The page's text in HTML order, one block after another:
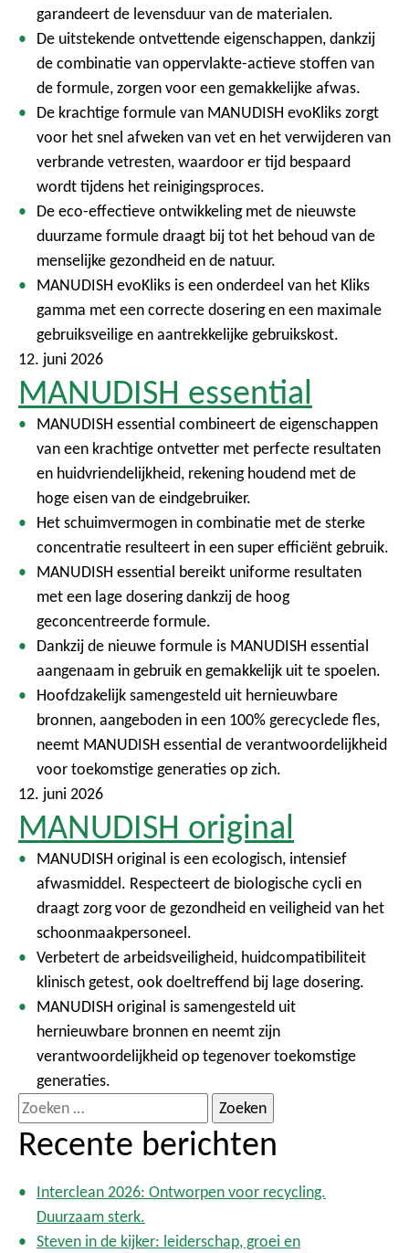
garandeert de levensduur van de materialen.
De uitstekende ontvettende eigenschappen, dankzij
de combinatie van oppervlakte-actieve stoffen van
de formule, zorgen voor een gemakkelijke afwas.
De krachtige formule van MANUDISH evoKliks zorgt
voor het snel afweken van vet en het verwijderen van
verbrande vetresten, waardoor er tijd bespaard
wordt tijdens het reinigingsproces.
De eco-effectieve ontwikkeling met de nieuwste
duurzame formule draagt bij tot het behoud van de
menselijke gezondheid en de natuur.
MANUDISH evoKliks is een onderdeel van het Kliks
gamma met een correcte dosering en een maximale
gebruiksveilige en aantrekkelijke gebruikskost.
12. juni 2026
MANUDISH essential
MANUDISH essential combineert de eigenschappen
van een krachtige ontvetter met perfecte resultaten
en huidvriendelijkheid, rekening houdend met de
hoge eisen van de eindgebruiker.
Het schuimvermogen in combinatie met de sterke
concentratie resulteert in een super efficiënt gebruik.
MANUDISH essential bereikt uniforme resultaten
met een lage dosering dankzij de hoog
geconcentreerde formule.
Dankzij de nieuwe formule is MANUDISH essential
aangenaam in gebruik en gemakkelijk uit te spoelen.
Hoofdzakelijk samengesteld uit hernieuwbare
bronnen, aangeboden in een 100% gerecyclede fles,
neemt MANUDISH essential de verantwoordelijkheid
voor toekomstige generaties op zich.
12. juni 2026
MANUDISH original
MANUDISH original is een ecologisch, intensief
afwasmiddel. Respecteert de biologische cycli en
draagt zorg voor de gezondheid en veiligheid van het
schoonmaakpersoneel.
Verbetert de arbeidsveiligheid, huidcompatibiliteit
klinisch getest, ook doeltreffend bij lage dosering.
MANUDISH original is samengesteld uit
hernieuwbare bronnen en neemt zijn
verantwoordelijkheid op tegenover toekomstige
generaties.
Z
o
e
Recente berichten
Interclean 2026: Ontworpen voor recycling.
Duurzaam sterk.
Steven in de kijker: leiderschap, groei en